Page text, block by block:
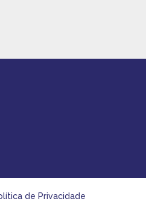
de Privacidade